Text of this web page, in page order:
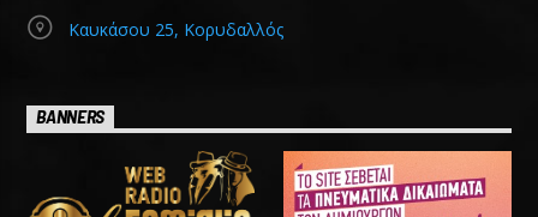
Καυκάσου 25, Κορυδαλλός
BANNERS